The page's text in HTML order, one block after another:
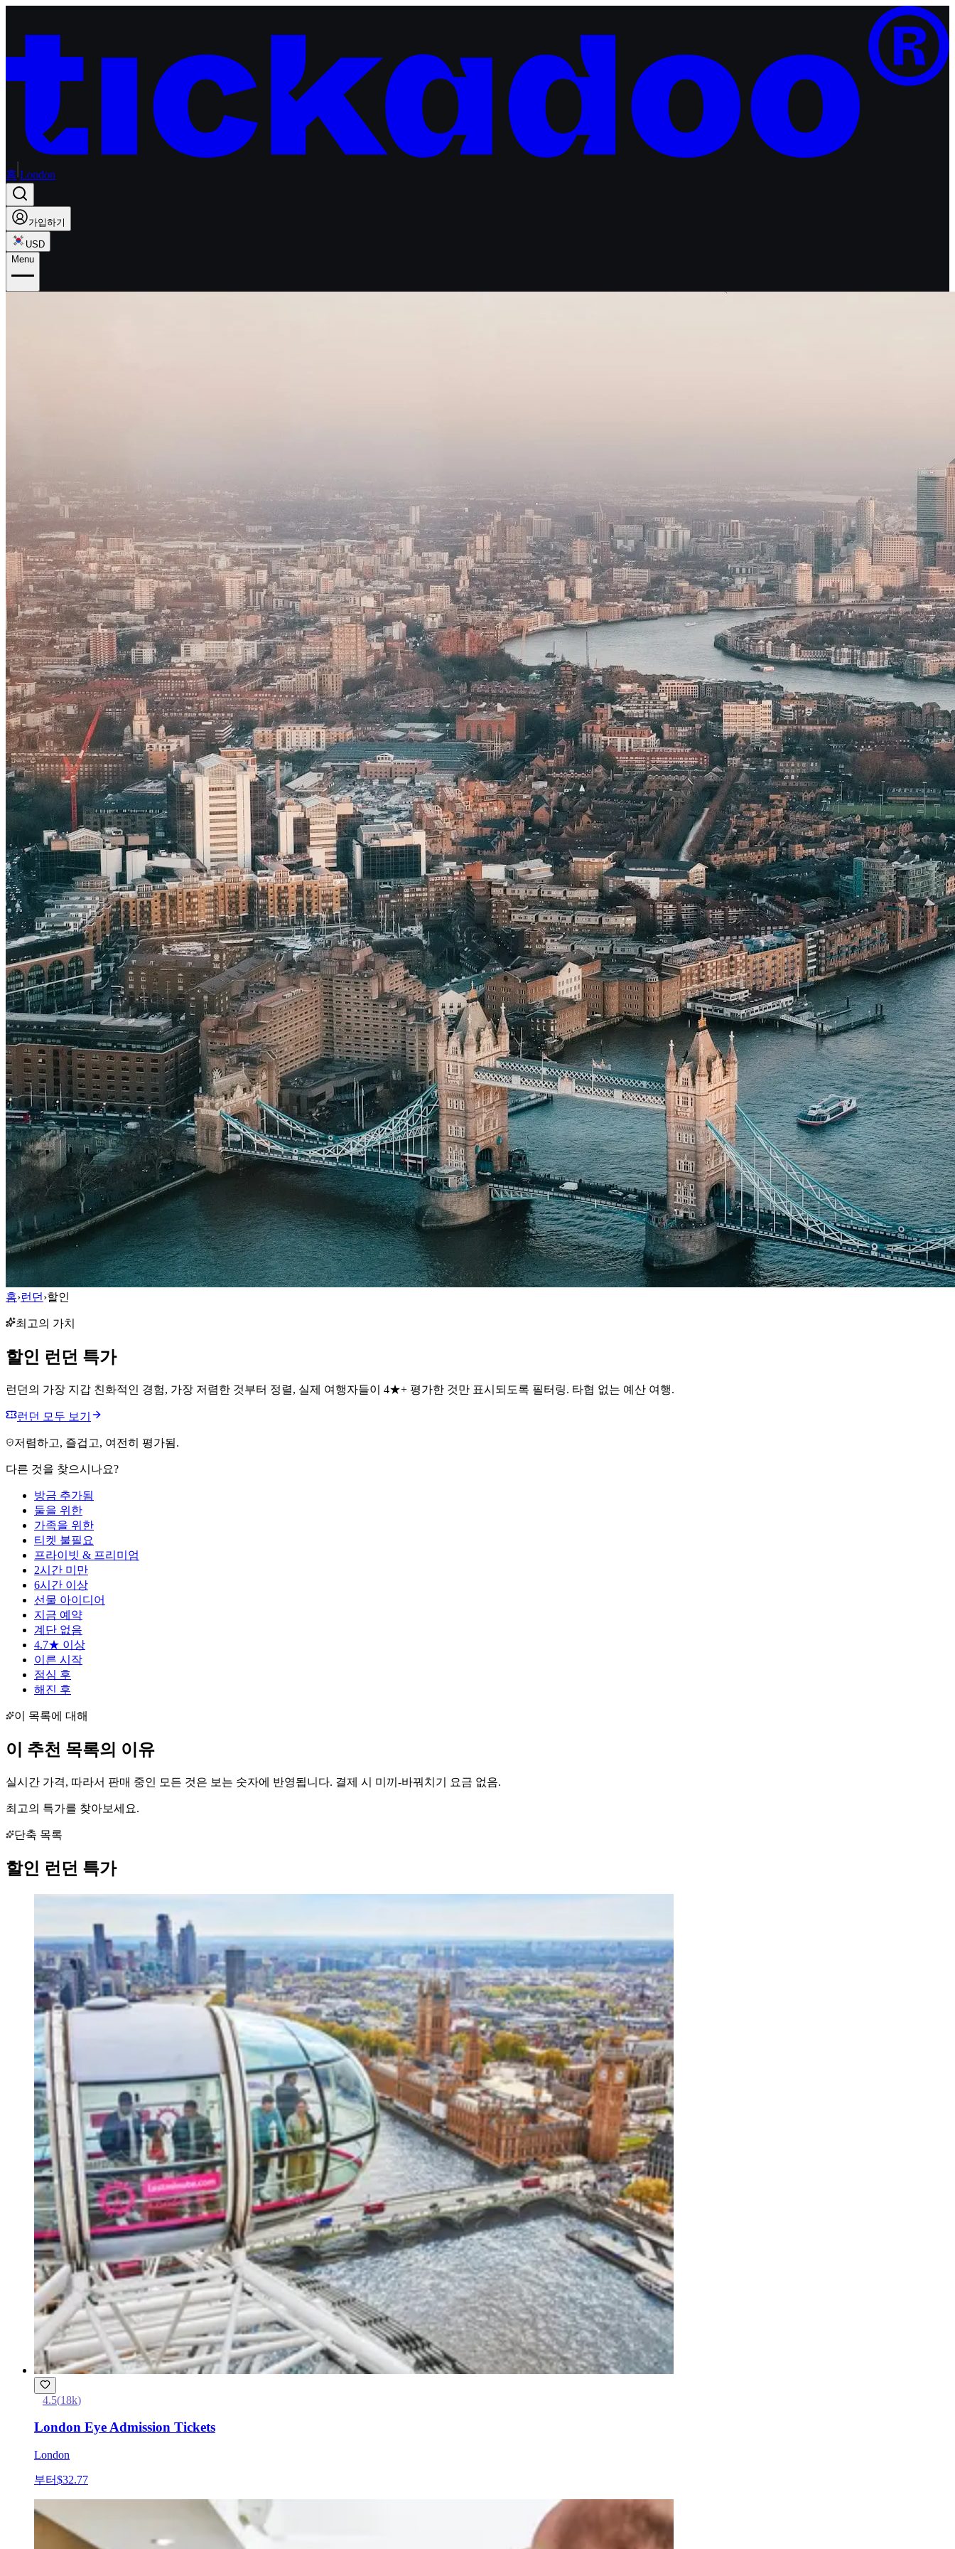
홈 London
가입하기
USD
Menu
홈›런던 ›할인
최고의 가치
할인 런던 특가
런던의 가장 지갑 친화적인 경험, 가장 저렴한 것부터 정렬, 실제 여행자들이 4★+ 평가한 것만 표시되도록 필터링. 타협 없는 예산 여행.
런던 모두 보기
저렴하고, 즐겁고, 여전히 평가됨.
다른 것을 찾으시나요?
방금 추가됨
둘을 위한
가족을 위한
티켓 불필요
프라이빗 & 프리미엄
2시간 미만
6시간 이상
선물 아이디어
지금 예약
계단 없음
4.7★ 이상
이른 시작
점심 후
해진 후
이 목록에 대해
이 추천 목록의 이유
실시간 가격, 따라서 판매 중인 모든 것은 보는 숫자에 반영됩니다. 결제 시 미끼-바꿔치기 요금 없음.
최고의 특가를 찾아보세요.
단축 목록
할인 런던 특가
4.5(18k)
London Eye Admission Tickets
London
부터$32.77